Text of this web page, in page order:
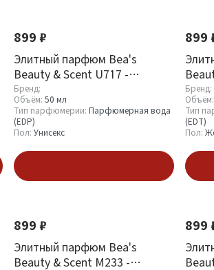
899 ₽
Элитный парфюм Bea's
Beauty & Scent U717 -
Escentric Molecules Escentric
01
Бренд:
Объём: 50 мл
Тип парфюмерии: Парфюмерная вода
(EDP)
Пол: Унисекс
899
Бренд:
Объём:
Тип
(EDT)
Пол:
899 ₽
Элитный парфюм Bea's
Beauty & Scent M233 -
899